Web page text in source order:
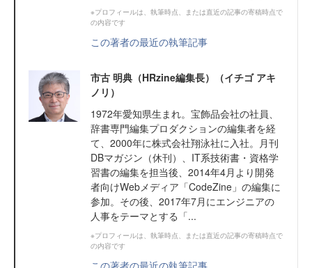
※プロフィールは、執筆時点、または直近の記事の寄稿時点で
の内容です
この著者の最近の執筆記事
市古 明典（HRzine編集長）（イチゴ アキ
ノリ）
1972年愛知県生まれ。宝飾品会社の社員、
辞書専門編集プロダクションの編集者を経
て、2000年に株式会社翔泳社に入社。月刊
DBマガジン（休刊）、IT系技術書・資格学
習書の編集を担当後、2014年4月より開発
者向けWebメディア「CodeZine」の編集に
参加。その後、2017年7月にエンジニアの
人事をテーマとする「...
※プロフィールは、執筆時点、または直近の記事の寄稿時点で
の内容です
この著者の最近の執筆記事